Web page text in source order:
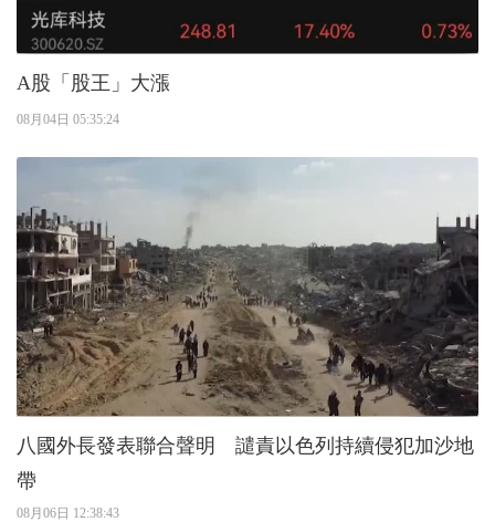
A股「股王」大漲
08月04日 05:35:24
八國外長發表聯合聲明 譴責以色列持續侵犯加沙地
帶
08月06日 12:38:43